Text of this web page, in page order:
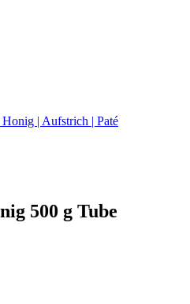
| Aufstrich | Paté
500 g Tube